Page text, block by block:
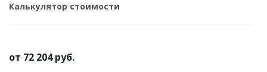
Калькулятор стоимости
от 72 204 руб.